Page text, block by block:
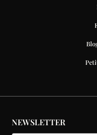
NEWSLETTER